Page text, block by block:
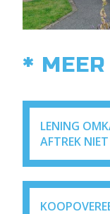
*
LENING
AFTREK NIET